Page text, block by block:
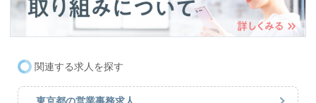
関連する求人を探す